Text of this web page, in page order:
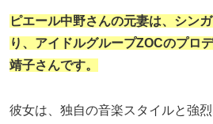
ピエール中野さんの元妻は、シン
り、アイドルグループZOCのプロ
靖子さんです。
彼女は、独自の音楽スタイルと強